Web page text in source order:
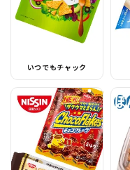
いつでもチャック